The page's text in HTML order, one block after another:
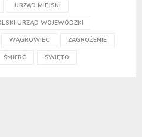
URZĄD MIEJSKI
URZĄD WOJEWÓDZKI
WĄGROWIEC ZAGROŻENIE
ŚMIERĆ ŚWIĘTO